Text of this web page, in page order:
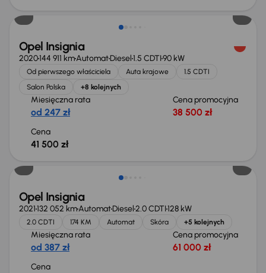
Opel Insignia
2020144 911 kmAutomatDiesel1.5 CDTI90 kW
Od pierwszego właściciela Auta krajowe
1.5 CDTI
Salon Polska
+8 kolejnych
Miesięczna rata
od 247 zł
Cena promocyjna
38 500 zł
Cena
41 500 zł
Opel Insignia
2021132 052 kmAutomatDiesel2.0 CDTI128 kW
2.0 CDTI 174 KM Automat Skóra +5 kolejnych
Miesięczna rata
od 387 zł
Cena promocyjna
61 000 zł
Cena